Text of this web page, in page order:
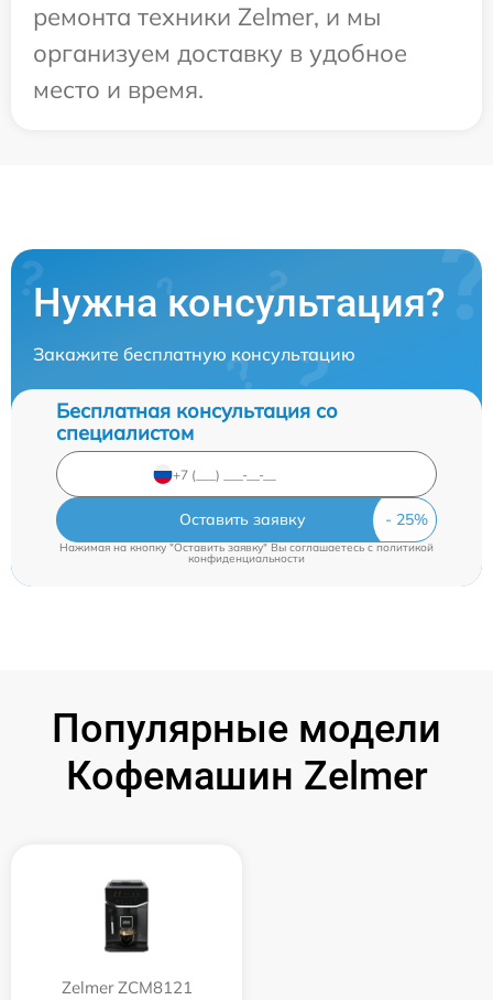
ремонта техники Zelmer, и мы
организуем доставку в удобное
место и время.
Нужна консультация?
Закажите бесплатную консультацию
Бесплатная консультация со
специалистом
Оставить заявку
Нажимая на кнопку "Оставить заявку" Вы соглашаетесь c политикой
конфиденциальности
Популярные модели
Кофемашин Zelmer
Zelmer ZCM8121